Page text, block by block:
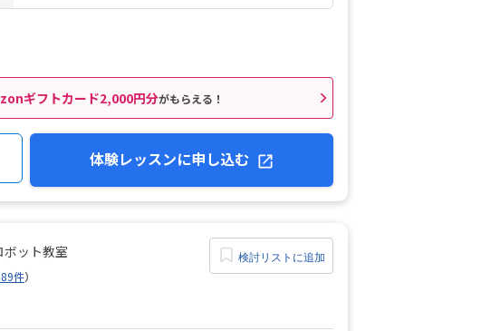
ギフトカード2,000円分がもらえる！
体験レッスンに申し込む
ボット教室
件）
検討リストに追加